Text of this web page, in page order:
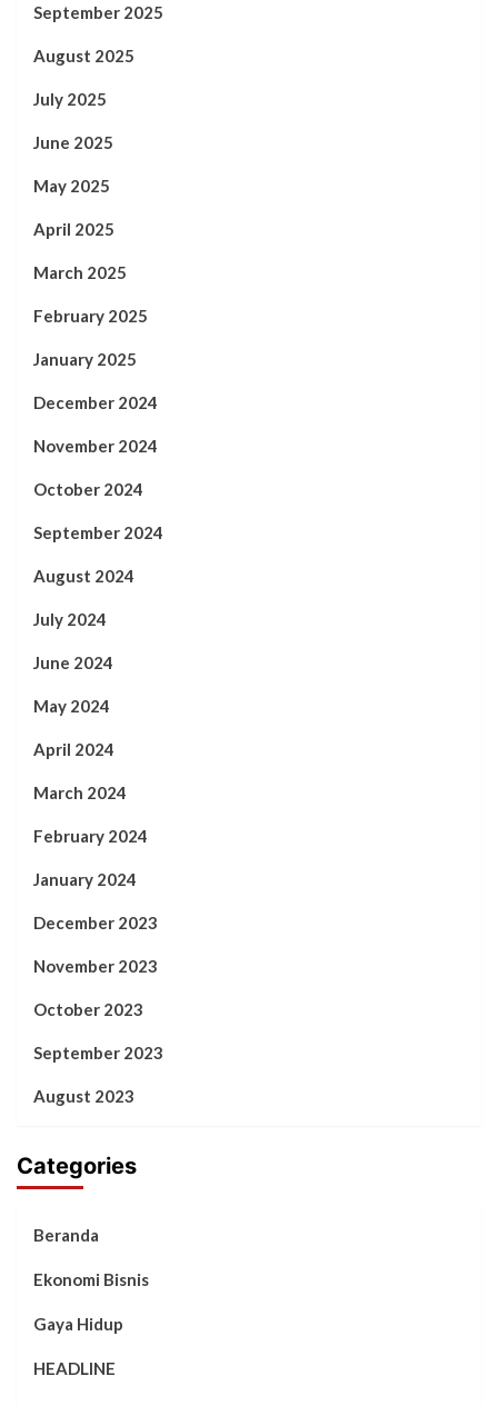
September 2025
August 2025
July 2025
June 2025
May 2025
April 2025
March 2025
February 2025
January 2025
December 2024
November 2024
October 2024
September 2024
August 2024
July 2024
June 2024
May 2024
April 2024
March 2024
February 2024
January 2024
December 2023
November 2023
October 2023
September 2023
August 2023
Categories
Beranda
Ekonomi Bisnis
Gaya Hidup
HEADLINE